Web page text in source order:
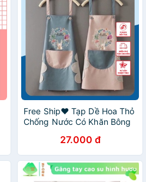
Free Ship❤️ Tạp Dề Hoa Thỏ
Chống Nước Có Khăn Bông
Nhật Minh27.000 đ